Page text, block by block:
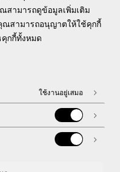
สามารถดูข้อมูลเพิ่มเติม
ณสามารถอนุญาตให้ใช้คุกกี้
กกี้ทั้งหมด
ใช้งานอยู่เสมอ